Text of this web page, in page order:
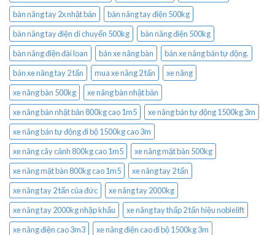
bàn nâng tay 2x nhật bản
bàn nâng tay điện 500kg
bàn nâng tay điện di chuyển 500kg
bàn nâng điện 500kg
bàn nâng điện đài loan
bán xe nâng bàn
bán xe nâng bán tự động.
bán xe nâng tay 2 tấn
mua xe nâng 2 tấn
xe nâng
xe nâng bàn 500kg
xe nâng bàn nhật bản
xe nâng bàn nhật bản 800kg cao 1m5
xe nâng bán tự động 1500kg 3m
xe nâng bán tự động đi bộ 1500kg cao 3m
xe nâng cây cảnh 800kg cao 1m5
xe nâng mặt bàn 500kg
xe nâng mặt bàn 800kg cao 1m5
xe nâng tay 2 tấn
xe nâng tay 2 tấn của đức
xe nâng tay 2000kg
xe nâng tay 2000kg nhập khẩu
xe nâng tay thấp 2 tấn hiệu noblelift
xe nâng điện cao 3m3
xe nâng điện cao đi bộ 1500kg 3m